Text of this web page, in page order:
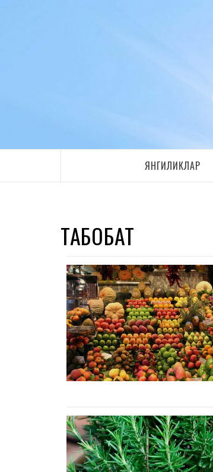
ЯНГИЛИКЛАР
ТАБОБАТ